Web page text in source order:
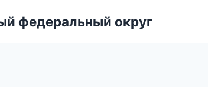
федеральный округ